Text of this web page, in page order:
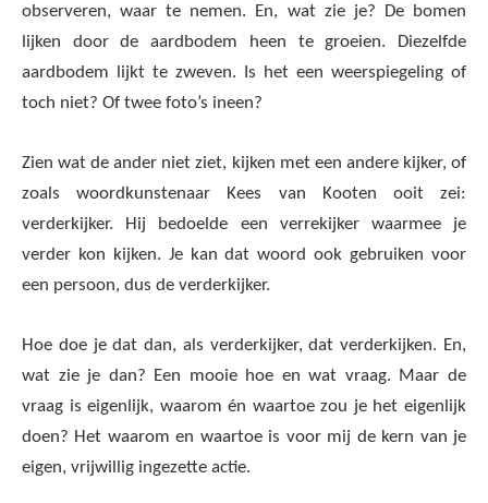
observeren, waar te nemen. En, wat zie je? De bomen
lijken door de aardbodem heen te groeien. Diezelfde
aardbodem lijkt te zweven. Is het een weerspiegeling of
toch niet? Of twee foto’s ineen?
Zien wat de ander niet ziet, kijken met een andere kijker, of
zoals woordkunstenaar Kees van Kooten ooit zei:
verderkijker. Hij bedoelde een verrekijker waarmee je
verder kon kijken. Je kan dat woord ook gebruiken voor
een persoon, dus de verderkijker.
Hoe doe je dat dan, als verderkijker, dat verderkijken. En,
wat zie je dan? Een mooie hoe en wat vraag. Maar de
vraag is eigenlijk, waarom én waartoe zou je het eigenlijk
doen? Het waarom en waartoe is voor mij de kern van je
eigen, vrijwillig ingezette actie.